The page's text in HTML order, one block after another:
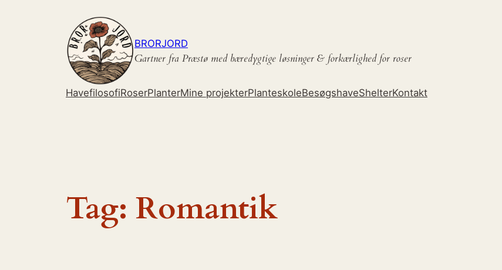
BRORJORD
Gartner fra Præstø med bæredygtige løsninger & forkærlighed for roser
HavefilosofiRoserPlanterMine projekterPlanteskoleBesøgshaveShelterKontakt
Tag: Romantik